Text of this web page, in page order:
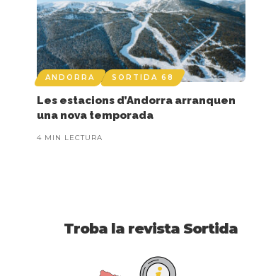
ANDORRA SORTIDA 68
Les estacions d’Andorra arranquen
una nova temporada
4 MIN LECTURA
Troba la revista Sortida